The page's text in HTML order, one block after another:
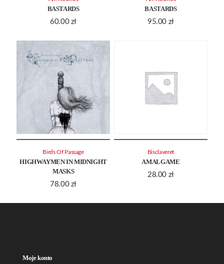
BASTARDS
60.00 zł
BASTARDS
95.00 zł
HIGHWAYMEN IN MIDNIGHT
MASKS
78.00 zł
Birds Of Passage
AMALGAME
28.00 zł
Bisclaveret
Moje konto